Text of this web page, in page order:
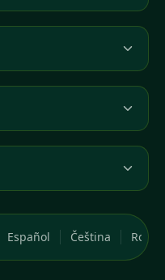
Español Čeština